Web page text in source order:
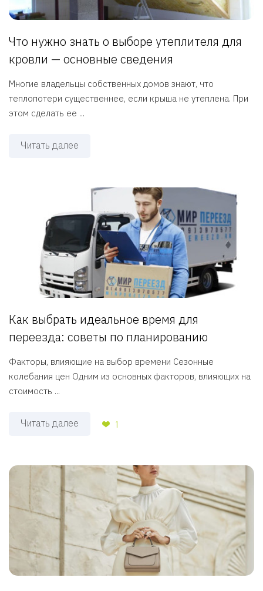
Что нужно знать о выборе утеплителя для
кровли — основные сведения
Многие владельцы собственных домов знают, что
теплопотери существеннее, если крыша не утеплена. При
этом сделать ее ...
Читать далее
Как выбрать идеальное время для
переезда: советы по планированию
Факторы, влияющие на выбор времени Сезонные
колебания цен Одним из основных факторов, влияющих на
стоимость ...
Читать далее 1